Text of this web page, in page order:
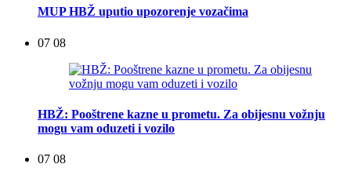
MUP HBŽ uputio upozorenje vozačima
07 08
HBŽ: Pooštrene kazne u prometu. Za obijesnu vožnju
mogu vam oduzeti i vozilo
07 08